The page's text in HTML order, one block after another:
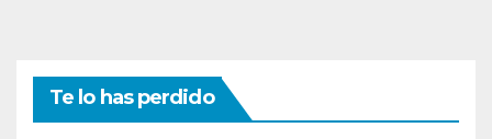
Te lo has perdido